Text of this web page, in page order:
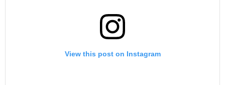
View this post on Instagram